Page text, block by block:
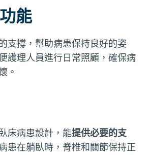
能
支撐，幫助病患保持良好的姿
護理人員進行日常照顧，確保病
。
床病患設計，能提供必要的支
患在躺臥時，脊椎和關節保持正